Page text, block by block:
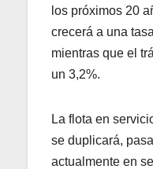
los próximos 20
crecerá a una
mientras que el
un 3,2%.
La flota en
se duplicará,
actualmente en